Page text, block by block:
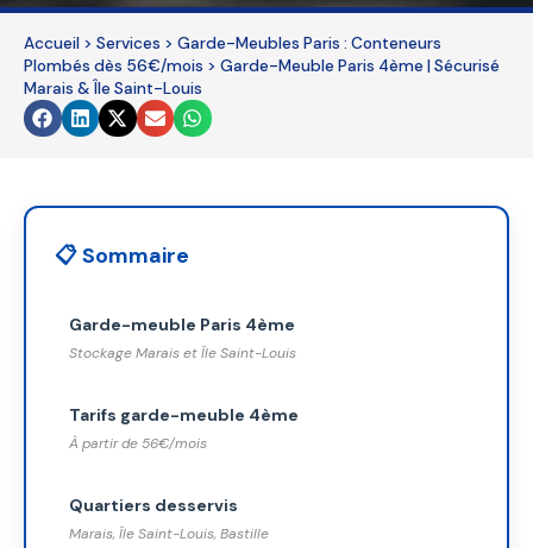
should
be
left
blank
Accueil > Services > Garde-Meubles Paris : Conteneurs
Plombés dès 56€/mois > Garde-Meuble Paris 4ème | Sécurisé
Marais & Île Saint-Louis
📋 Sommaire
Garde-meuble Paris 4ème
Stockage Marais et Île Saint-Louis
Tarifs garde-meuble 4ème
À partir de 56€/mois
Quartiers desservis
Marais, Île Saint-Louis, Bastille